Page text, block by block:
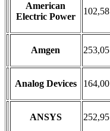
American
Electric Power
102,58
Amgen 253,05
Analog Devices 164,00
ANSYS 252,95